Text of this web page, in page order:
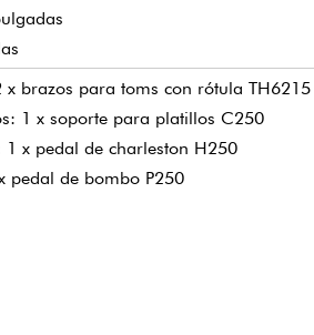
x brazos para toms con rótula TH6215
1 x soporte para platillos C250
1 x pedal de charleston H250
pedal de bombo P250